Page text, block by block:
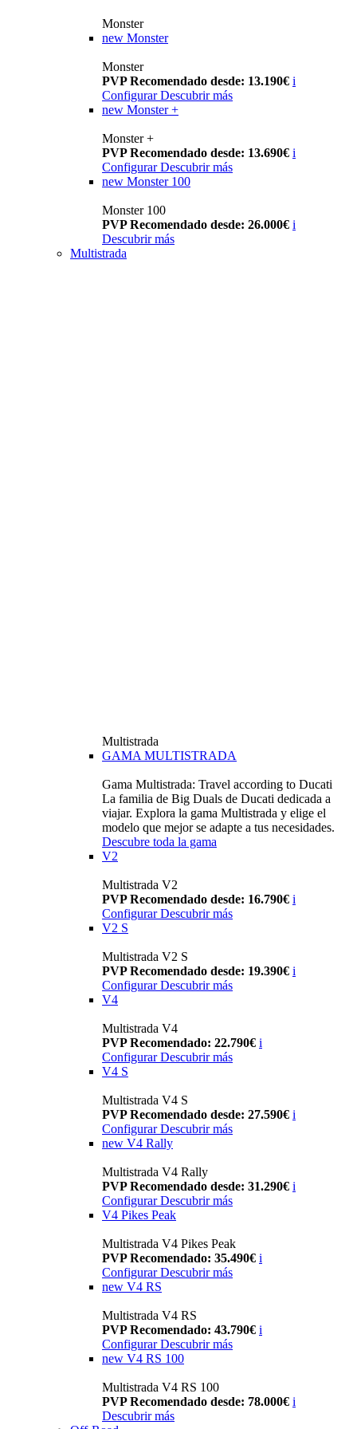
Monster
new Monster
Monster
PVP Recomendado desde: 13.190€ i
Configurar Descubrir más
new Monster +
Monster +
PVP Recomendado desde: 13.690€ i
Configurar Descubrir más
new Monster 100
Monster 100
PVP Recomendado desde: 26.000€ i
Descubrir más
Multistrada
Multistrada
GAMA MULTISTRADA
Gama Multistrada: Travel according to Ducati
La familia de Big Duals de Ducati dedicada a
viajar. Explora la gama Multistrada y elige el
modelo que mejor se adapte a tus necesidades.
Descubre toda la gama
V2
Multistrada V2
PVP Recomendado desde: 16.790€ i
Configurar Descubrir más
V2 S
Multistrada V2 S
PVP Recomendado desde: 19.390€ i
Configurar Descubrir más
V4
Multistrada V4
PVP Recomendado: 22.790€ i
Configurar Descubrir más
V4 S
Multistrada V4 S
PVP Recomendado desde: 27.590€ i
Configurar Descubrir más
new V4 Rally
Multistrada V4 Rally
PVP Recomendado desde: 31.290€ i
Configurar Descubrir más
V4 Pikes Peak
Multistrada V4 Pikes Peak
PVP Recomendado: 35.490€ i
Configurar Descubrir más
new V4 RS
Multistrada V4 RS
PVP Recomendado: 43.790€ i
ConfigurarDescubrir más
new V4 RS 100
Multistrada V4 RS 100
PVP Recomendado desde: 78.000€ i
Descubrir más